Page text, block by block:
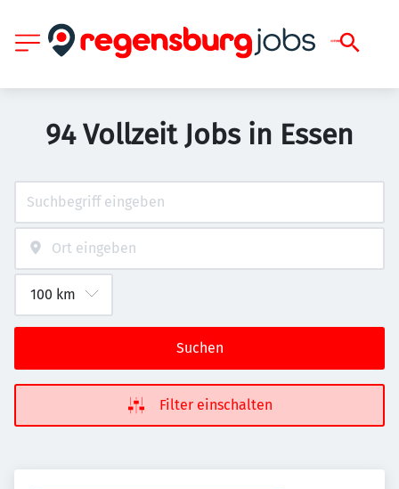
94 Vollzeit Jobs in Essen
Suchen
Filter einschalten